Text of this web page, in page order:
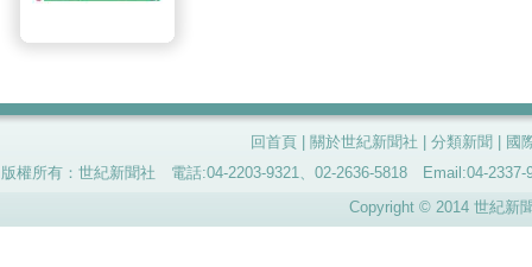
回首頁 關於世紀新聞社 分類新聞
國
版權所有：世紀新聞社 電話:04-2203-9321、02-2636-5818 Email:04-
Copyright © 2014 世紀新